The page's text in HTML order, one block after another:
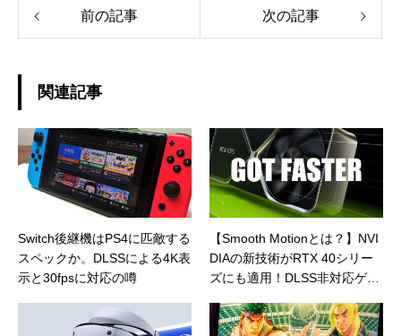
前の記事 次の記事
関連記事
Switch後継機はPS4に匹敵する
スペックか。DLSSによる4K表
示と30fpsに対応の噂
【Smooth Motionとは？】NVI
DIAの新技術がRTX 40シリー
ズにも適用！DLSS非対応ゲー
現へ